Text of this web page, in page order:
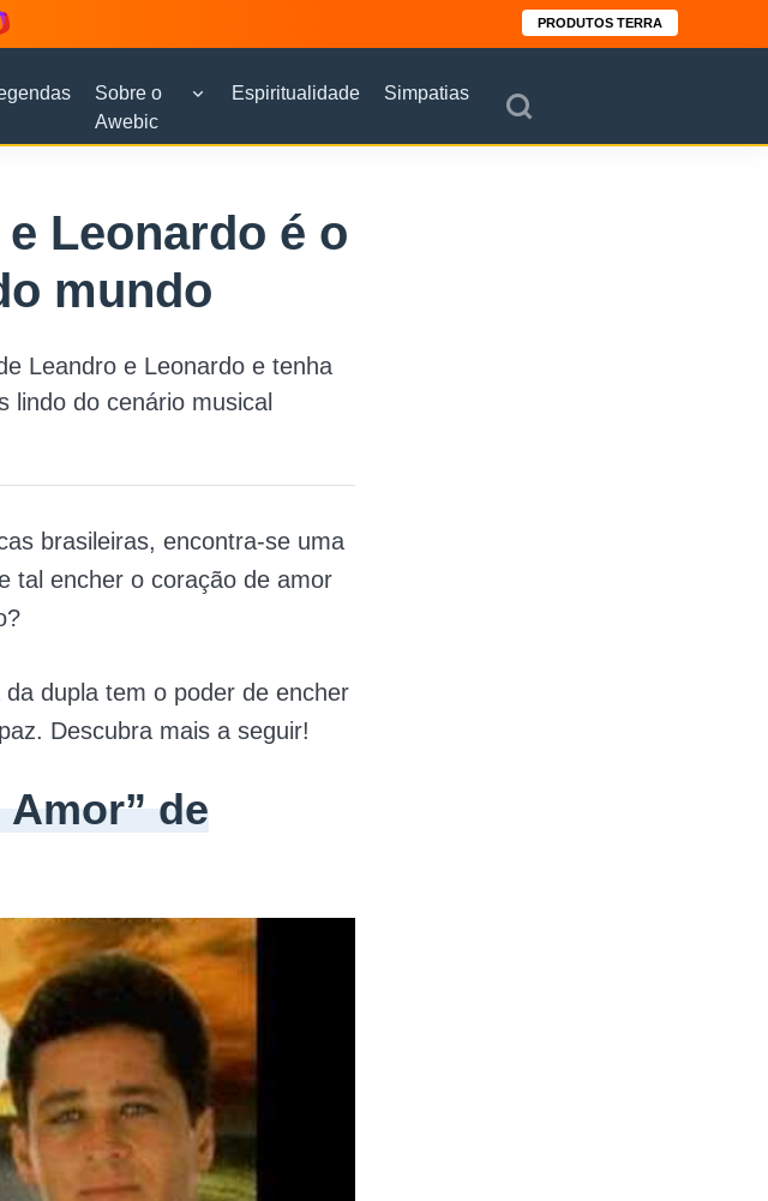
PRODUTOS TERRA
Sobre o
Awebic
Espiritualidade Simpatias
Leonardo é o
mundo
Leandro e Leonardo e tenha
lindo do cenário musical
brasileiras, encontra-se uma
tal encher o coração de amor
dupla tem o poder de encher
Descubra mais a seguir!
Amor” de